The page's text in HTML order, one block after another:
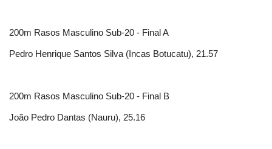
200m Rasos Masculino Sub-20 - Final A
Pedro Henrique Santos Silva (Incas Botucatu), 21.57
200m Rasos Masculino Sub-20 - Final B
João Pedro Dantas (Nauru), 25.16